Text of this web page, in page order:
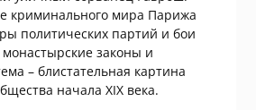
криминального мира Парижа
политических партий и бои
законы и
– блистательная картина
начала XIX века.